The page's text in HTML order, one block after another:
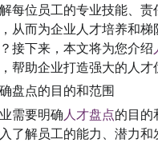
每位员工的专业技能、责
从而为企业人才培养和梯
接下来，本文将为您介绍
帮助企业打造强大的人才
盘点的目的和范围
需要明确 人才盘点的目的
了解员工的能力、潜力和